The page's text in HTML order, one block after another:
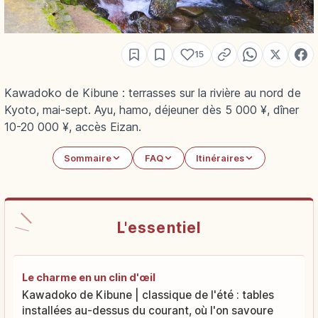
15
Kawadoko de Kibune : terrasses sur la rivière au nord de
Kyoto, mai-sept. Ayu, hamo, déjeuner dès 5 000 ¥, dîner
10-20 000 ¥, accès Eizan.
Sommaire FAQ Itinéraires
L'essentiel
Le charme en un clin d'œil
Kawadoko de Kibune | classique de l'été : tables
installées au-dessus du courant, où l'on savoure